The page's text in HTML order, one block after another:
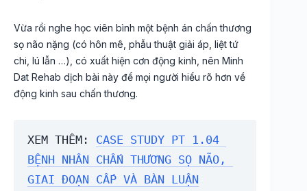
Vừa rồi nghe học viên bình một bệnh án chấn thương
sọ não nặng (có hôn mê, phẫu thuật giải áp, liệt tứ
chi, lú lẫn …), có xuất hiện cơn động kinh, nên Minh
Dat Rehab dịch bài này để mọi người hiểu rõ hơn về
động kinh sau chấn thương.
XEM THÊM: CASE STUDY PT 1.04
BỆNH NHÂN CHẤN THƯƠNG SỌ NÃO,
GIAI ĐOẠN CẤP VÀ BÀN LUẬN